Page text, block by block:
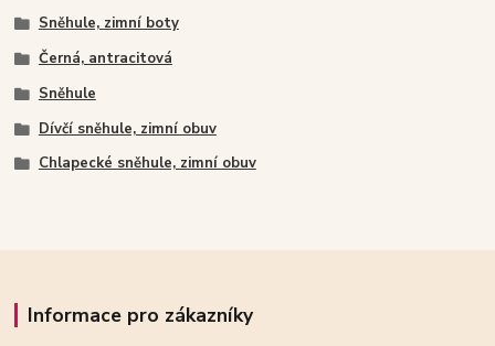
Sněhule, zimní boty
Černá, antracitová
Sněhule
Dívčí sněhule, zimní obuv
Chlapecké sněhule, zimní obuv
Informace pro zákazníky